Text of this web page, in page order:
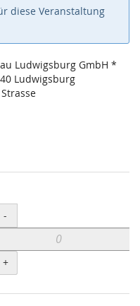
diese Veranstaltung
Ludwigsburg GmbH *
Ludwigsburg
Menge
-
+